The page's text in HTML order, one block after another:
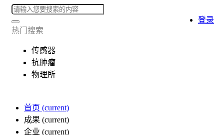
热门搜索
传感器
抗肿瘤
物理所
首页 (current)
成果 (current)
企业 (current)
登录